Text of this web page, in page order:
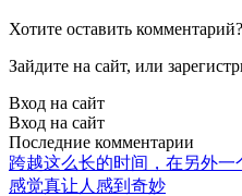
Хотите оставить комментарий?
Зайдите на сайт, или
Вход на сайт
Вход на сайт
Последние комментарии
跨越这么长的时间，在另外
感觉真让人感到奇妙